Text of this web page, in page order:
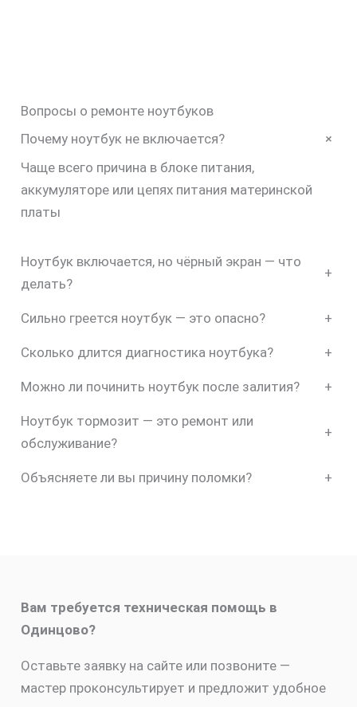
Вопросы о ремонте ноутбуков
Почему ноутбук не включается?
+
Чаще всего причина в блоке питания,
аккумуляторе или цепях питания материнской
платы
Ноутбук включается, но чёрный экран — что
делать?
+
Сильно греется ноутбук — это опасно? +
Сколько длится диагностика ноутбука? +
Можно ли починить ноутбук после залития? +
Ноутбук тормозит — это ремонт или
обслуживание?
+
Объясняете ли вы причину поломки? +
Вам требуется техническая помощь в
Одинцово?
Оставьте заявку на сайте или позвоните —
мастер проконсультирует и предложит удобное